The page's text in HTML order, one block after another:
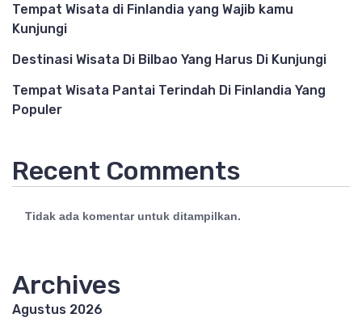
Tempat Wisata di Finlandia yang Wajib kamu
Kunjungi
Destinasi Wisata Di Bilbao Yang Harus Di Kunjungi
Tempat Wisata Pantai Terindah Di Finlandia Yang
Populer
Recent Comments
Tidak ada komentar untuk ditampilkan.
Archives
Agustus 2026